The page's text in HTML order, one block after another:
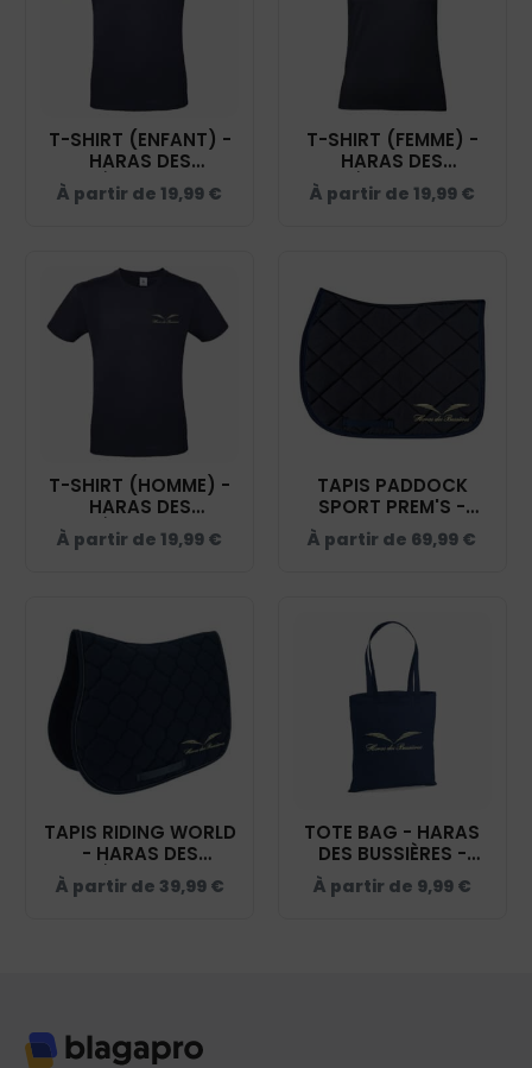
T-SHIRT (ENFANT) -
HARAS DES
BUSSIÈRES - NAVY -
BC03TK
À partir de 19,99 €
T-SHIRT (FEMME) -
HARAS DES
BUSSIÈRES - NAVY -
BC04T
À partir de 19,99 €
T-SHIRT (HOMME) -
HARAS DES
BUSSIÈRES - NAVY -
BC03T
À partir de 19,99 €
TAPIS PADDOCK
SPORT PREM'S -
HARAS DES
BUSSIÈRES - NAVY -
À partir de 69,99 €
TAPIS RIDING WORLD
- HARAS DES
BUSSIÈRES - NAVY -
20453
À partir de 39,99 €
TOTE BAG - HARAS
DES BUSSIÈRES -
NAVY - WM101
À partir de 9,99 €